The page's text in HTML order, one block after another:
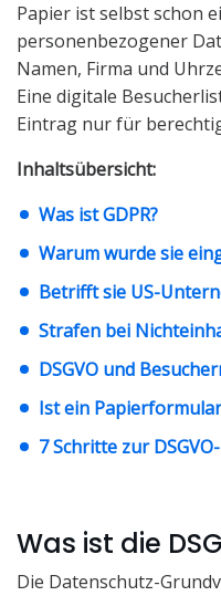
Papier ist selbst schon
personenbezogener
Namen, Firma und
Eine digitale
Eintrag nur für
Inhaltsübersicht:
Was ist GDPR?
Warum wurde sie
Betrifft sie US-
Strafen bei
DSGVO und
Ist ein
7 Schritte zur
Was ist die
Die Datenschutz-